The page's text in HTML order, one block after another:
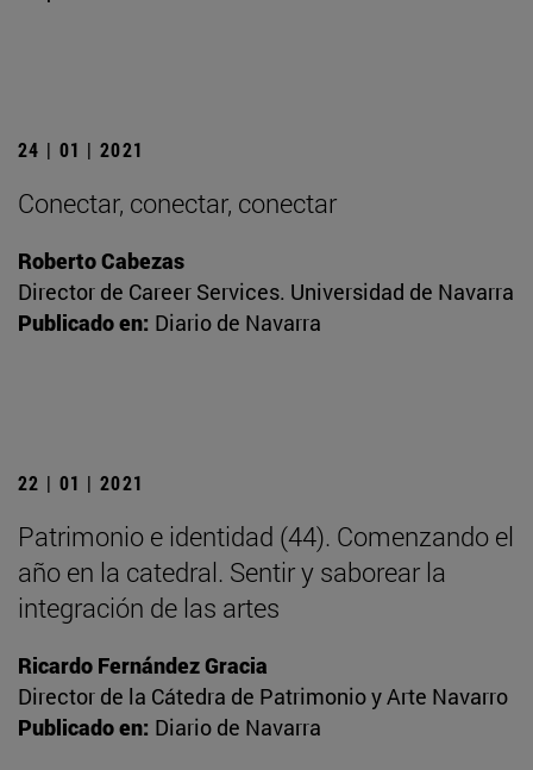
24 | 01 | 2021
Conectar, conectar, conectar
Roberto Cabezas
Director de Career Services. Universidad de Navarra
Publicado en: Diario de Navarra
22 | 01 | 2021
Patrimonio e identidad (44). Comenzando el
año en la catedral. Sentir y saborear la
integración de las artes
Ricardo Fernández Gracia
Director de la Cátedra de Patrimonio y Arte Navarro
Publicado en: Diario de Navarra